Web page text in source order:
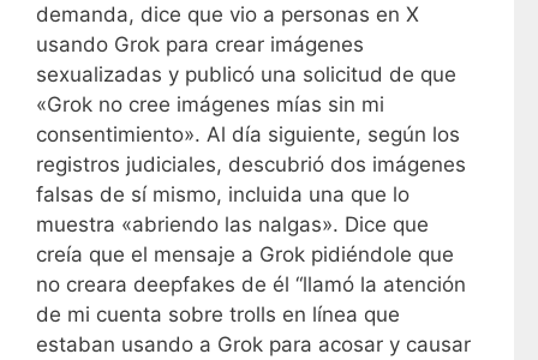
demanda, dice que vio a personas en X
usando Grok para crear imágenes
sexualizadas y publicó una solicitud de que
«Grok no cree imágenes mías sin mi
consentimiento». Al día siguiente, según los
registros judiciales, descubrió dos imágenes
falsas de sí mismo, incluida una que lo
muestra «abriendo las nalgas». Dice que
creía que el mensaje a Grok pidiéndole que
no creara deepfakes de él “llamó la atención
de mi cuenta sobre trolls en línea que
estaban usando a Grok para acosar y causar